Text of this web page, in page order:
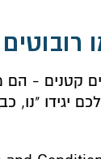
קטנים -
יגידו "נו,